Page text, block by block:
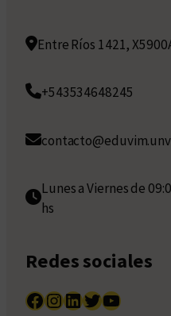
Entre Ríos 1421,
+543534648245
Lunes a Viernes de
hs
Redes sociales
Facebook InstagramLinkedIn Twitter YouTube